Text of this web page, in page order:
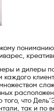
и дилеры
что
так и по